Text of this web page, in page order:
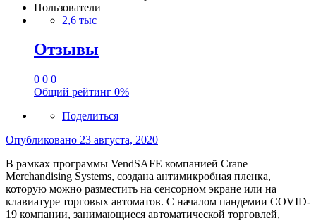
Пользователи
2,6 тыс
Отзывы
0 0 0
Общий рейтинг 0%
Поделиться
Опубликовано 23 августа, 2020
В рамках программы VendSAFE компанией Crane
Merchandising Systems, создана антимикробная пленка,
которую можно разместить на сенсорном экране или на
клавиатуре торговых автоматов. С началом пандемии COVID-
19 компании, занимающиеся автоматической торговлей,